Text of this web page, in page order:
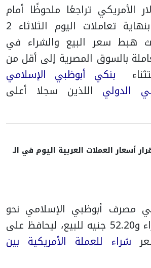
الأمريكي تراجعًا ملحوظًا أمام
الجنيه المصري بنهاية تعاملات اليوم الثلاثاء 2
2026، حيث هبط سعر البيع والشراء في
بالسوق المصرية إلى أقل من
بنكي أبوظبي الإسلامي
الدولي اللذين سجلا أعلى
أسعار العملات العربية اليوم في الـ
مصرف أبوظبي الإسلامي نحو
52.10 جنيه للشراء و52.20 جنيه للبيع، ليحافظ على
شراء للعملة الأمريكية بين